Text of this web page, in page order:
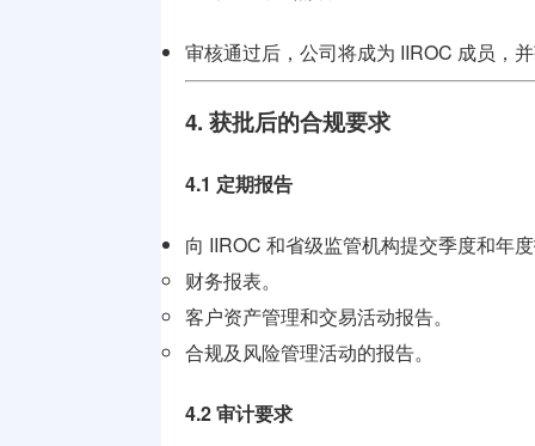
审核通过后，公司将成为 IIROC 成员，
4. 获批后的合规要求
4.1 定期报告
向 IIROC 和省级监管机构提交季度和年
财务报表。
客户资产管理和交易活动报告。
合规及风险管理活动的报告。
4.2 审计要求